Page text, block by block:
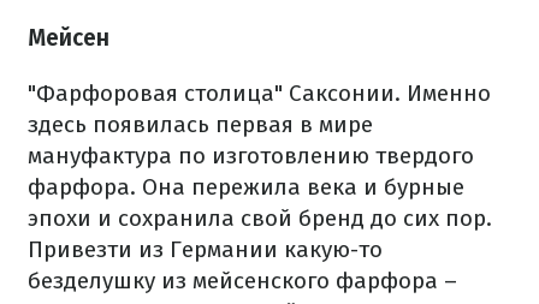
Мейсен
"Фарфоровая столица" Саксонии. Именно
здесь появилась первая в мире
мануфактура по изготовлению твердого
фарфора. Она пережила века и бурные
эпохи и сохранила свой бренд до сих пор.
Привезти из Германии какую-то
безделушку из мейсенского фарфора –